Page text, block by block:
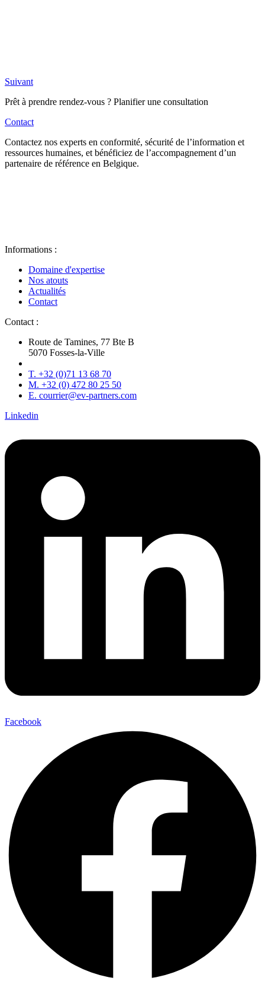
Suivant
Prêt à prendre rendez-vous ? Planifier une consultation
Contact
Contactez nos experts en conformité, sécurité de l’information et
ressources humaines, et bénéficiez de l’accompagnement d’un
partenaire de référence en Belgique.
Informations :
Domaine d'expertise
Nos atouts
Actualités
Contact
Contact :
Route de Tamines, 77 Bte B
5070 Fosses-la-Ville
T. +32 (0)71 13 68 70
M. +32 (0) 472 80 25 50
E. courrier@ev-partners.com
Linkedin
Facebook